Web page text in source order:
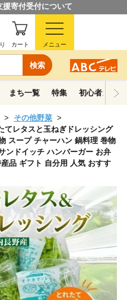
寄付受付について
検索
カート メニュー
まち一覧 特集 初心者ガイド
その他野菜
てレタスと玉ねぎドレッシング
スープ チャーハン 鍋料理 巻物
ンドイッチ ハンバーガー お弁
品 ギフト 自分用 人気 おすす